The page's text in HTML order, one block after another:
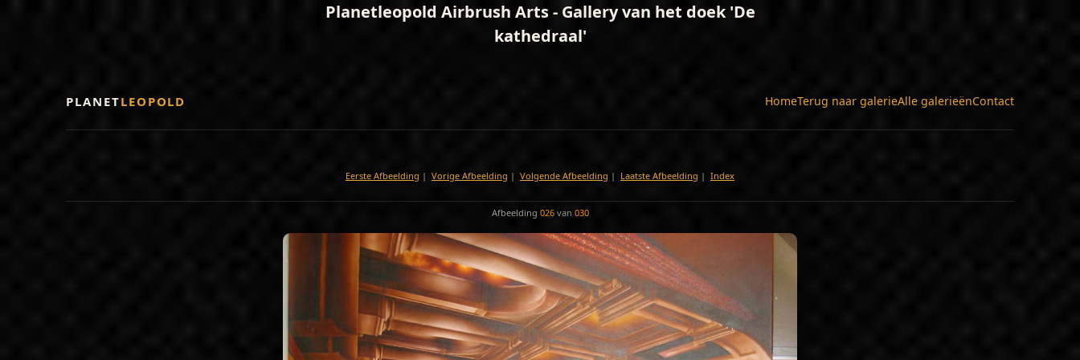
Planetleopold Airbrush Arts - Gallery van het doek 'De
kathedraal'
PLANETLEOPOLD HomeTerug naar galerieAlle galerieënContact
Eerste Afbeelding | Vorige Afbeelding | Volgende Afbeelding | Laatste Afbeelding | Index
Afbeelding 026van 030